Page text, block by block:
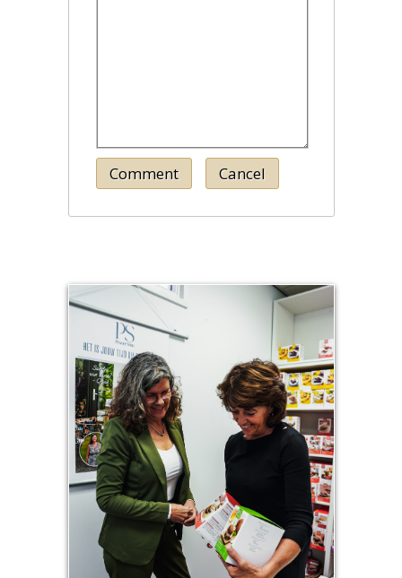
Comment Cancel